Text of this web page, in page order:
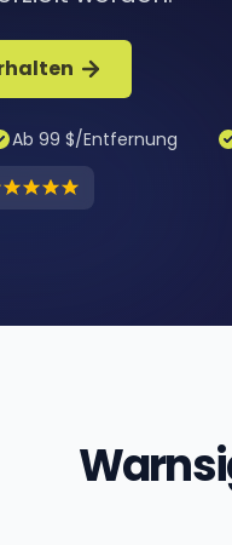
Ab 99 $/Entfernung